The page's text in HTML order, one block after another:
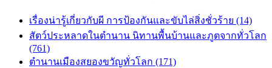
เรื่องน่ารู้เกี่ยวกับผี การป้องกันและขับไล่สิ่งชั่วร้าย (14)
สัตว์ประหลาดในตำนาน นิทานพื้นบ้านและภูตจากทั่วโลก
(761)
ตำนานเมืองสยองขวัญทั่วโลก (171)